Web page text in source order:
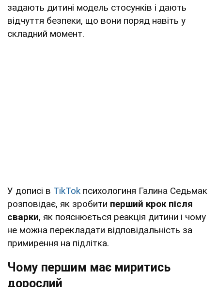
задають дитині модель стосунків і дають
відчуття безпеки, що вони поряд навіть у
складний момент.
У дописі в TikTok психологиня Галина Седьмак
розповідає, як зробити перший крок після
сварки, як пояснюється реакція дитини і чому
не можна перекладати відповідальність за
примирення на підлітка.
Чому першим має миритись
дорослий